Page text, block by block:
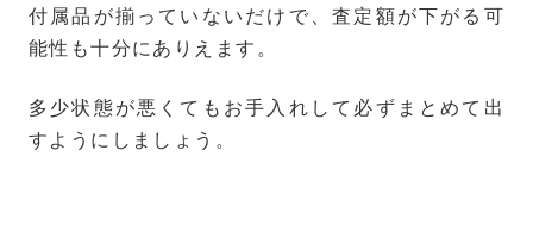
付属品が揃っていないだけで、査定額が下がる可
能性も十分にありえます。
多少状態が悪くてもお手入れして必ずまとめて出
すようにしましょう。